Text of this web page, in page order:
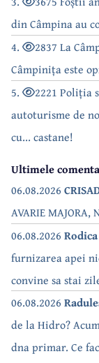
din Câmpina au
4.
2837 La
Câmpinița este
5.
2221 Poliția
autoturisme de
cu... castane!
Ultimele
06.08.2026
AVARIE MAJORA,
06.08.2026 Rodica
furnizarea apei
convine sa stai
a săturat de cate
06.08.2026
de la Hidro?
dna primar. Ce